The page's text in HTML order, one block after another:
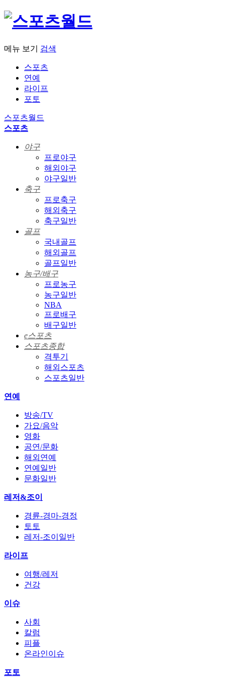
메뉴 보기 검색
스포츠
연예
라이프
포토
스포츠월드
스포츠
야구
프로야구
해외야구
야구일반
축구
프로축구
해외축구
축구일반
골프
국내골프
해외골프
골프일반
농구/배구
프로농구
농구일반
NBA
프로배구
배구일반
e스포츠
스포츠종합
격투기
해외스포츠
스포츠일반
연예
방송/TV
가요/음악
영화
공연/문화
해외연예
연예일반
문화일반
레저&조이
경륜-경마-경정
토토
레저-조이일반
라이프
여행/레저
건강
이슈
사회
칼럼
피플
온라인이슈
포토